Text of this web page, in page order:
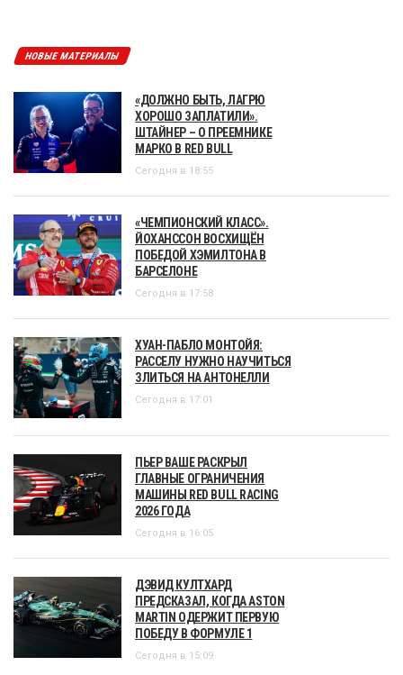
НОВЫЕ МАТЕРИАЛЫ
«ДОЛЖНО БЫТЬ, ЛАГРЮ
ХОРОШО ЗАПЛАТИЛИ».
ШТАЙНЕР – О ПРЕЕМНИКЕ
МАРКО В RED BULL
Сегодня в 18:55
«ЧЕМПИОНСКИЙ КЛАСС».
ЙОХАНССОН ВОСХИЩЁН
ПОБЕДОЙ ХЭМИЛТОНА В
БАРСЕЛОНЕ
Сегодня в 17:58
ХУАН-ПАБЛО МОНТОЙЯ:
РАССЕЛУ НУЖНО НАУЧИТЬСЯ
ЗЛИТЬСЯ НА АНТОНЕЛЛИ
Сегодня в 17:01
ПЬЕР ВАШЕ РАСКРЫЛ
ГЛАВНЫЕ ОГРАНИЧЕНИЯ
МАШИНЫ RED BULL RACING
2026 ГОДА
Сегодня в 16:05
ДЭВИД КУЛТХАРД
ПРЕДСКАЗАЛ, КОГДА ASTON
MARTIN ОДЕРЖИТ ПЕРВУЮ
ПОБЕДУ В ФОРМУЛЕ 1
Сегодня в 15:09